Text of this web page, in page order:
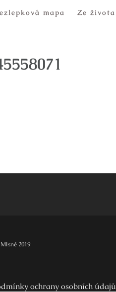
mapa Ze života
2019
ochrany osobních údajů